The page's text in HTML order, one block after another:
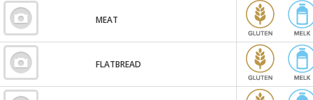
MEAT
FLATBREAD